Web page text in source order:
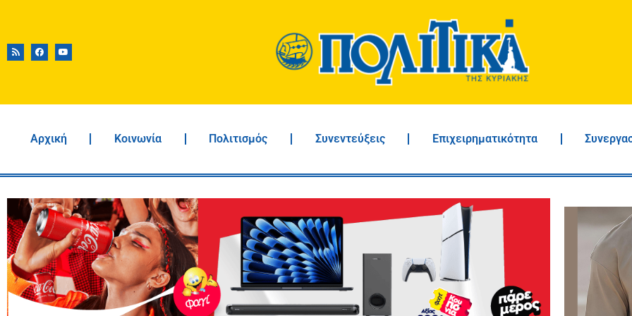
Αρχική Κοινωνία Πολιτισμός Συνεντεύξεις Επιχειρηματικότητα